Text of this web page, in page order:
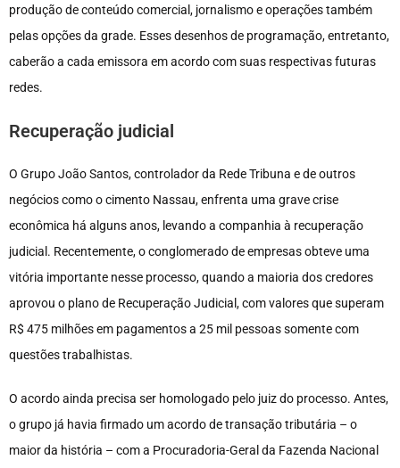
produção de conteúdo comercial, jornalismo e operações também
pelas opções da grade. Esses desenhos de programação, entretanto,
caberão a cada emissora em acordo com suas respectivas futuras
redes.
Recuperação judicial
O Grupo João Santos, controlador da Rede Tribuna e de outros
negócios como o cimento Nassau, enfrenta uma grave crise
econômica há alguns anos, levando a companhia à recuperação
judicial. Recentemente, o conglomerado de empresas obteve uma
vitória importante nesse processo, quando a maioria dos credores
aprovou o plano de Recuperação Judicial, com valores que superam
R$ 475 milhões em pagamentos a 25 mil pessoas somente com
questões trabalhistas.
O acordo ainda precisa ser homologado pelo juiz do processo. Antes,
o grupo já havia firmado um acordo de transação tributária – o
maior da história – com a Procuradoria-Geral da Fazenda Nacional